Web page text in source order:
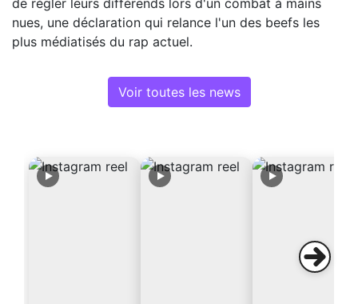
nues, une déclaration qui relance l'un des beefs les
plus médiatisés du rap actuel.
Voir toutes les news